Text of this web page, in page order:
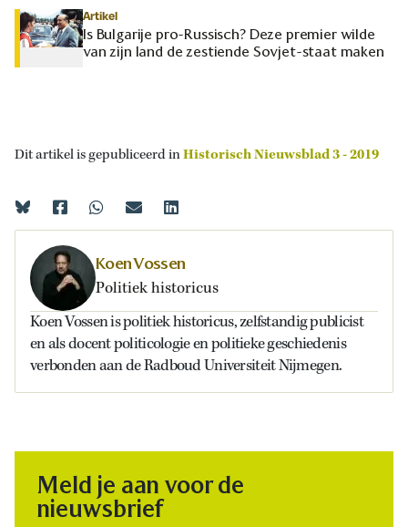
Artikel
Is Bulgarije pro-Russisch? Deze premier wilde
van zijn land de zestiende Sovjet-staat maken
Dit artikel is gepubliceerd inHistorisch Nieuwsblad 3 - 2019
Koen Vossen
Politiek historicus
Koen Vossen is politiek historicus, zelfstandig publicist
en als docent politicologie en politieke geschiedenis
verbonden aan de Radboud Universiteit Nijmegen.
Meld je aan voor de
nieuwsbrief